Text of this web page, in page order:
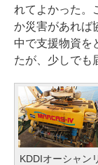
れてよかった。
か災害があれば
中で支援物資を
たが、少しでも
KDDIオーシャン